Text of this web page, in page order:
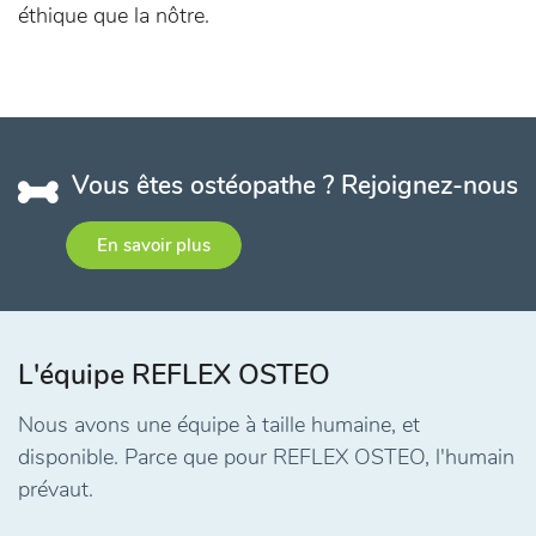
éthique que la nôtre.
Vous êtes ostéopathe ? Rejoignez-nous
En savoir plus
L'équipe REFLEX OSTEO
Nous avons une équipe à taille humaine, et
disponible. Parce que pour REFLEX OSTEO, l'humain
prévaut.